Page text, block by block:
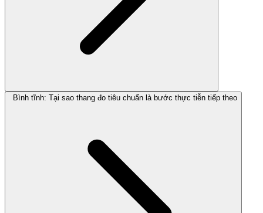
Bình tĩnh: Tại sao thang đo tiêu chuẩn là bước thực tiễn tiếp theo